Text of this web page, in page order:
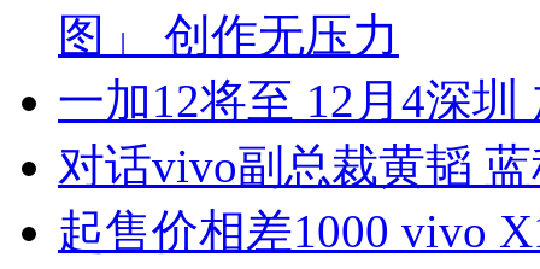
图」 创作无压力
一加12将至 12月4深
对话vivo副总裁黄韬
起售价相差1000 vivo